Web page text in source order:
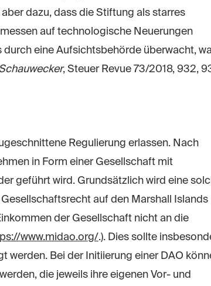
dazu, dass die Stiftung als starres
auf technologische Neuerungen
eine Aufsichtsbehörde überwacht,
, Steuer Revue 73/2018, 932,
Regulierung erlassen. Nach
in Form einer Gesellschaft mit
geführt wird. Grundsätzlich wird eine
auf den Marshall Islands
der Gesellschaft nicht an die
www.midao.org/.). Dies sollte
werden. Bei der Initiierung einer DAO
die jeweils ihre eigenen Vor- und